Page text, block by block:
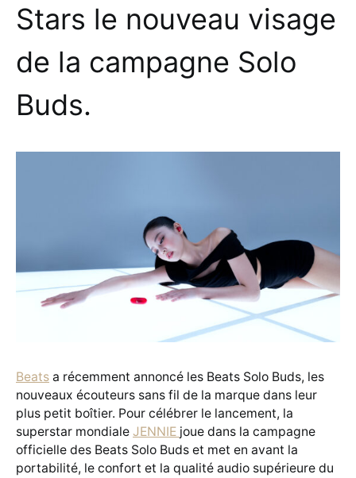
Stars le nouveau visage
de la campagne Solo
Buds.
Beats a récemment annoncé les Beats Solo Buds, les
nouveaux écouteurs sans fil de la marque dans leur
plus petit boîtier. Pour célébrer le lancement, la
superstar mondiale JENNIE joue dans la campagne
officielle des Beats Solo Buds et met en avant la
portabilité, le confort et la qualité audio supérieure du